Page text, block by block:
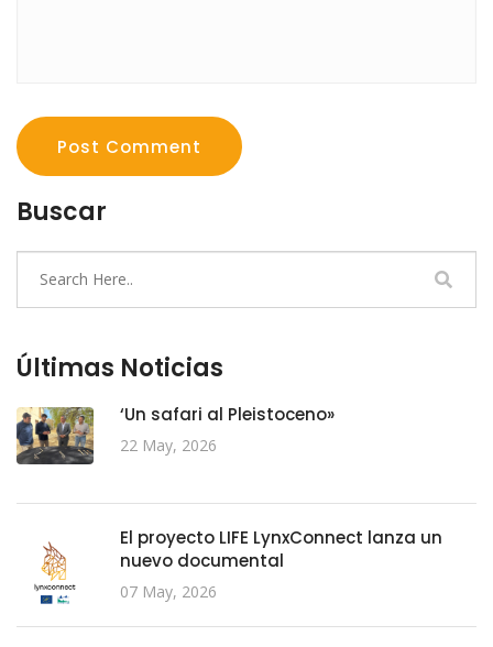
Post Comment
Buscar
Últimas Noticias
‘Un safari al Pleistoceno»
22 May, 2026
El proyecto LIFE LynxConnect lanza un
nuevo documental
07 May, 2026